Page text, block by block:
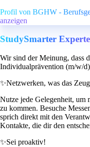
Profil von BGHW -
anzeigen
StudySmarter
Wir sind der Meinung, dass
Individualprävention (m/w/
✨Netzwerken, was das
Nutze jede Gelegenheit, um
zu kommen. Besuche
sprich direkt mit den
Kontakte, die dir den
✨Sei proaktiv!